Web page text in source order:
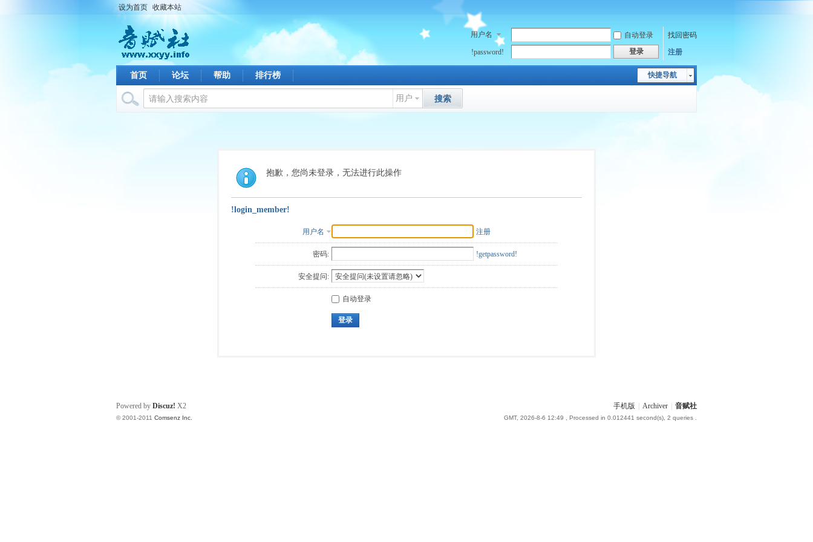
设为首页 收藏本站
用户名 自动登录
找回密码
!password!
登录 注册
快捷导航
首页 论坛 帮助 排行榜
用户 搜索
抱歉，您尚未登录，无法进行此操作
!login_member!
用户名 注册
密码: !getpassword!
安全提问:
自动登录
登录
手机版 Archiver 音赋社
GMT, 2026-8-6 12:49 , Processed in 0.012441 second(s), 2 queries .
Powered by Discuz! X2
© 2001-2011 Comsenz Inc.